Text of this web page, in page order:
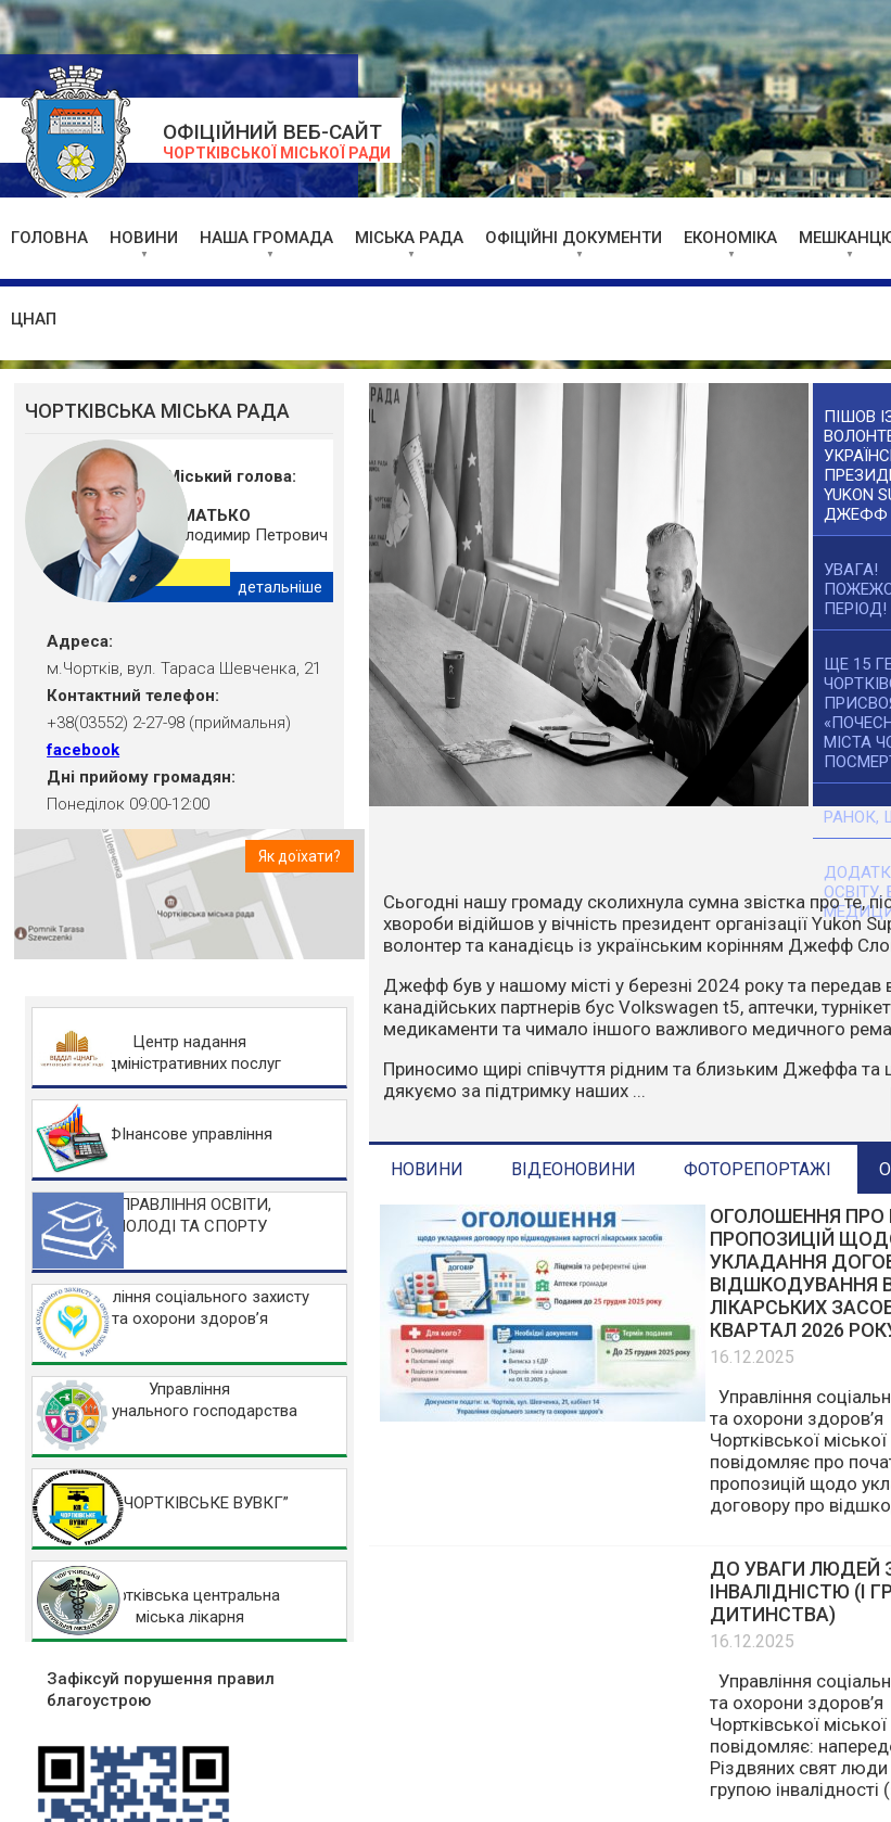
ОФІЦІЙНИЙ ВЕБ-САЙТ
ЧОРТКІВСЬКОЇ МІСЬКОЇ РАДИ
ГОЛОВНА НОВИНИ НАША ГРОМАДА МІСЬКА РАДА ОФІЦІЙНІ ДОКУМЕНТИ ЕКОНОМІКА
ЦНАП
ЧОРТКІВСЬКА МІСЬКА РАДА
Міський голова:
ШМАТЬКО
Володимир Петрович
детальніше
Адреса:
м.Чортків, вул. Тараса Шевченка, 21
Контактний телефон:
+38(03552) 2-27-98 (приймальня)
facebook
Дні прийому громадян:
Понеділок 09:00-12:00
Як доїхати?
Центр надання
адміністративних послуг
ФІнансове управління
УПРАВЛІННЯ ОСВІТИ,
МОЛОДІ ТА СПОРТУ
Управління соціального захисту
та охорони здоров’я
Управління
комунального господарства
КП “ЧОРТКІВСЬКЕ ВУВКГ”
Чортківська центральна
міська лікарня
Зафіксуй порушення правил
благоустрою
ПІШОВ
YUKON
ДЖЕФФ
УВАГА!
ПЕРІОД!
ЩЕ 15
МІСТА
РАНОК,
ОСВІТУ,
Впродовж останніх днів температура повітря стає все
посуха та вітер перетворюють навіть маленьку іскру на
стихійне лихо.
Варто зазначити, що пожежі влітку найчастіше виникають
людський фактор. Відділ з питань надзвичайних ситуацій та
захисту НАГАДУЄ:
Основні заборони у пожежонебезпечний період:
НОВИНИ ВІДЕОНОВИНИ ФОТОРЕПОРТАЖІ
ОГОЛОШЕННЯ
ПРОПОЗИЦІЙ
УКЛАДАННЯ
ВІДШКОДУВАННЯ
ЛІКАРСЬКИХ
КВАРТАЛ 2026
16.12.2025
Управління
та охорони здоров’я
Чортківської
договору про
ДО УВАГИ ЛЮДЕЙ З
ІНВАЛІДНІСТЮ (І
ДИТИНСТВА)
16.12.2025
Управління
та охорони здоров’я
Чортківської міської